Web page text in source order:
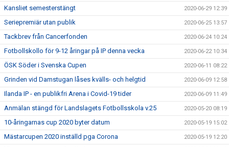
Kansliet semesterstängt 2020-06-29 12:39
Seriepremiär utan publik 2020-06-25 13:57
Tackbrev från Cancerfonden 2020-06-24 10:24
Fotbollskollo för 9-12 åringar på IP denna vecka 2020-06-22 10:34
ÖSK Söder i Svenska Cupen 2020-06-11 08:22
Grinden vid Damstugan låses kvälls- och helgtid 2020-06-09 12:58
Ilanda IP - en publikfri Arena i Covid-19 tider 2020-06-09 11:49
Anmälan stängd för Landslagets Fotbollsskola v.25 2020-05-20 08:19
10-åringarnas cup 2020 byter datum 2020-05-19 15:02
Mästarcupen 2020 inställd pga Corona 2020-05-19 12:20